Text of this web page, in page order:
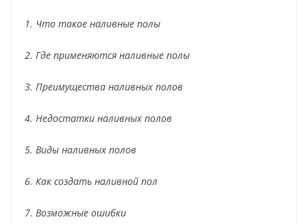
1. Что такое наливные полы
2. Где применяются наливные полы
3. Преимущества наливных полов
4. Недостатки наливных полов
5. Виды наливных полов
6. Как создать наливной пол
7. Возможные ошибки